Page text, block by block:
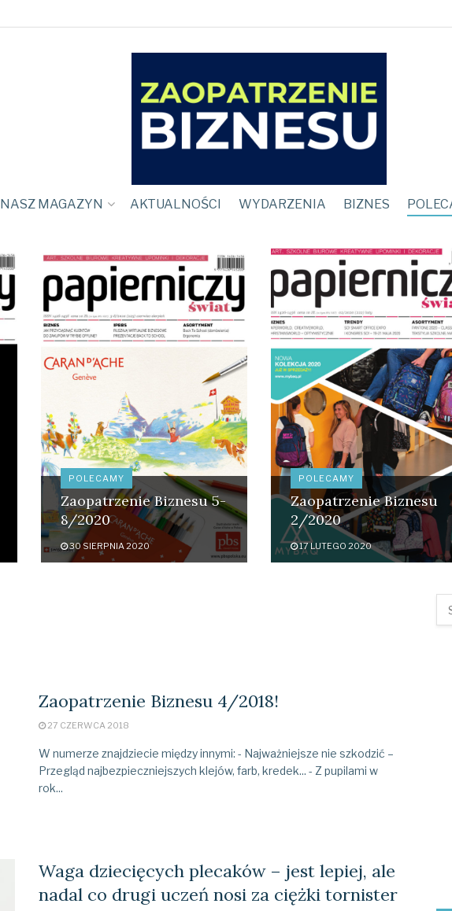
NASZ MAGAZYN AKTUALNOŚCI WYDARZENIA BIZNES
POLECAMY
Zaopatrzenie Biznesu 5-
8/2020
30 SIERPNIA 2020
POLECAMY
Zaopatrzenie Biznesu
2/2020
17 LUTEGO 2020
Zaopatrzenie Biznesu 4/2018!
27 CZERWCA 2018
W numerze znajdziecie między innymi: - Najważniejsze nie szkodzić –
Przegląd najbezpieczniejszych klejów, farb, kredek... - Z pupilami w
rok...
Waga dziecięcych plecaków – jest lepiej, ale
nadal co drugi uczeń nosi za ciężki tornister